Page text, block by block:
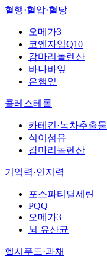
혈행·혈압·혈당
오메가3
코엔자임Q10
감마리놀렌산
바나바잎
은행잎
콜레스테롤
카테킨·녹차추출물
식이섬유
감마리놀렌산
기억력·인지력
포스파티딜세린
PQQ
오메가3
뇌 유산균
헬시푸드·과채